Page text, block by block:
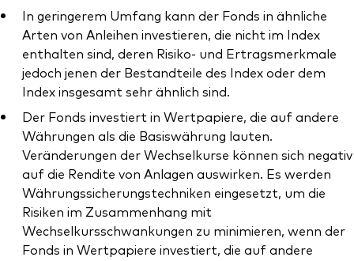
In geringerem Umfang kann der Fonds in ähnliche
Arten von Anleihen investieren, die nicht im Index
enthalten sind, deren Risiko- und Ertragsmerkmale
jedoch jenen der Bestandteile des Index oder dem
Index insgesamt sehr ähnlich sind.
Der Fonds investiert in Wertpapiere, die auf andere
Währungen als die Basiswährung lauten.
Veränderungen der Wechselkurse können sich negativ
auf die Rendite von Anlagen auswirken. Es werden
Währungssicherungstechniken eingesetzt, um die
Risiken im Zusammenhang mit
Wechselkursschwankungen zu minimieren, wenn der
Fonds in Wertpapiere investiert, die auf andere